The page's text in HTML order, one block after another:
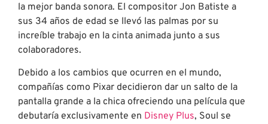
la mejor banda sonora. El compositor Jon Batiste a
sus 34 años de edad se llevó las palmas por su
increíble trabajo en la cinta animada junto a sus
colaboradores.
Debido a los cambios que ocurren en el mundo,
compañías como Pixar decidieron dar un salto de la
pantalla grande a la chica ofreciendo una película que
debutaría exclusivamente en Disney Plus, Soul se